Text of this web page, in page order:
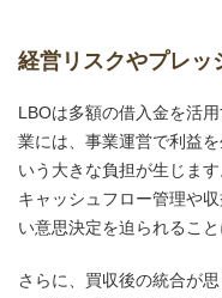
経営リスクやプレッ
LBOは多額の借入金を活
業には、事業運営で利益
いう大きな負担が生じま
キャッシュフロー管理や
い意思決定を迫られること
さらに、買収後の統合が